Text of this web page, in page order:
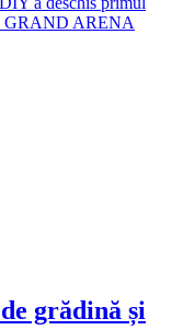
GRAND ARENA
grădină și